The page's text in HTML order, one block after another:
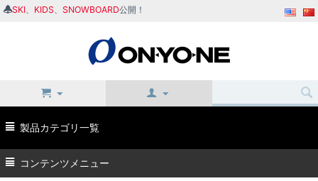
SKI KIDS SNOWBOARD公開！
製品カテゴリ一覧
コンテンツメニュー